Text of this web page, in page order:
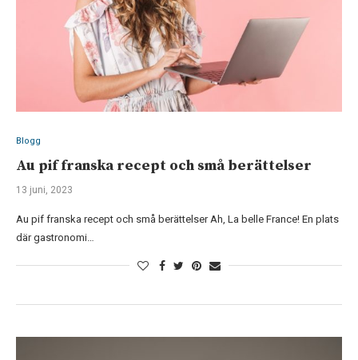
Blogg
Au pif franska recept och små berättelser
13 juni, 2023
Au pif franska recept och små berättelser Ah, La belle France! En plats
där gastronomi…